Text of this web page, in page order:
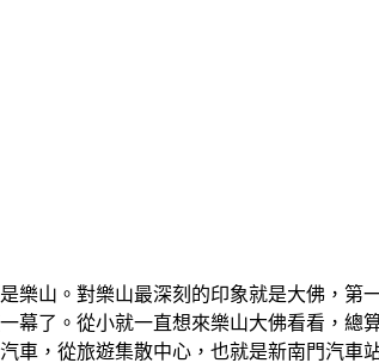
樂山。對樂山最深刻的印象就是大佛，
幕了。從小就一直想來樂山大佛看看，
車，從旅遊集散中心，也就是新南門汽車